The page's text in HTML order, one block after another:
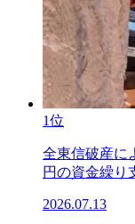
1位
全東信破産に
円の資金繰り
2026.07.13